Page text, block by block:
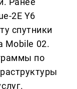
2E Y6
спутники
Mobile 02.
по